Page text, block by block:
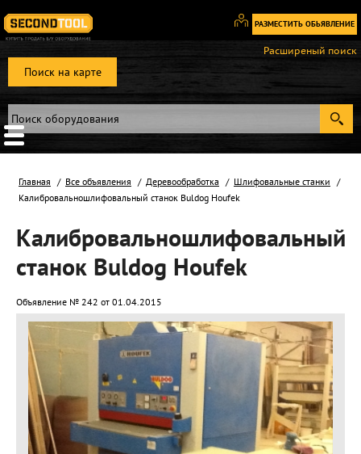
РАЗМЕСТИТЬ ОБЬЯВЛЕНИЕ
Вход
Регистрация
Поиск на карте
Расширеный поиск
Главная Все объявления Деревообработка
Шлифовальные станки
Калибровальношлифовальный станок Buldog Houfek
Калибровальношлифовальный
станок Buldog Houfek
Объявление № 242 от 01.04.2015